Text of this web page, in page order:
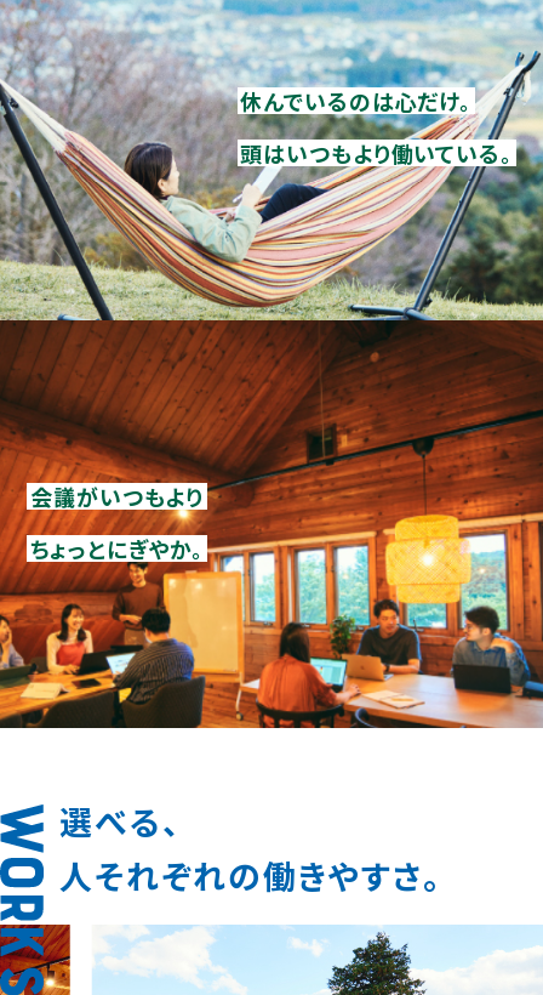
休んでいるのは心だけ。
頭はいつもより働いている。
会議がいつもより
ちょっとにぎやか。
選べる、
人それぞれの働きやすさ。